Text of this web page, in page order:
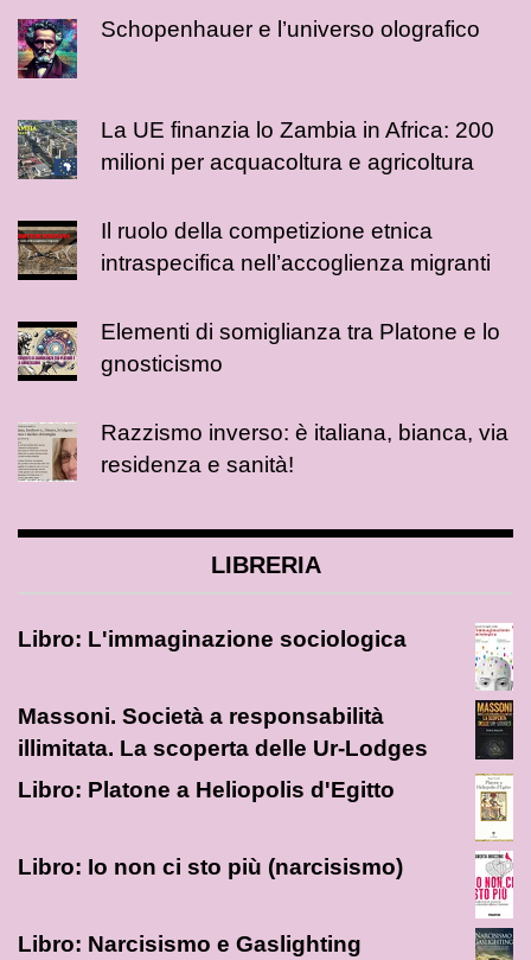
Schopenhauer e l’universo olografico
La UE finanzia lo Zambia in Africa: 200
milioni per acquacoltura e agricoltura
Il ruolo della competizione etnica
intraspecifica nell’accoglienza migranti
Elementi di somiglianza tra Platone e lo
gnosticismo
Razzismo inverso: è italiana, bianca, via
residenza e sanità!
LIBRERIA
Libro: L'immaginazione sociologica
Massoni. Società a responsabilità
illimitata. La scoperta delle Ur-Lodges
Libro: Platone a Heliopolis d'Egitto
Libro: Io non ci sto più (narcisismo)
Libro: Narcisismo e Gaslighting